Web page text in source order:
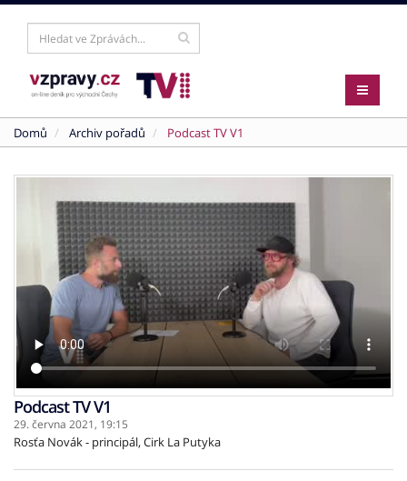
Domů Archiv pořadů Podcast TV V1
Podcast TV V1
29. června 2021, 19:15
Rosťa Novák - principál, Cirk La Putyka